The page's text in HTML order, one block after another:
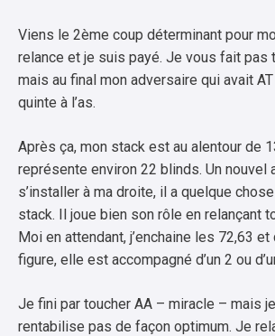
Viens le 2ème coup déterminant pour
relance et je suis payé. Je vous fait
mais au final mon adversaire qui avait
quinte à l’as.
Après ça, mon stack est au alentour de
représente environ 22 blinds. Un nouvel
s’installer à ma droite, il a quelque
stack. Il joue bien son rôle en relançant
Moi en attendant, j’enchaine les 72,63
figure, elle est accompagné d’un 2 ou
Je fini par toucher AA – miracle – mais
rentabilise pas de façon optimum. Je